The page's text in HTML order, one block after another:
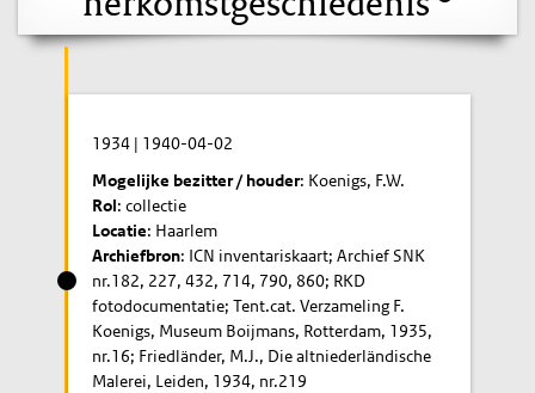
1934 | 1940-04-02
Mogelijke bezitter / houder: Koenigs, F.W.
Rol: collectie
Locatie: Haarlem
Archiefbron: ICN inventariskaart; Archief SNK
nr.182, 227, 432, 714, 790, 860; RKD
fotodocumentatie; Tent.cat. Verzameling F.
Koenigs, Museum Boijmans, Rotterdam, 1935,
nr.16; Friedländer, M.J., Die altniederländische
Malerei, Leiden, 1934, nr.219